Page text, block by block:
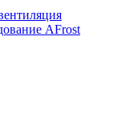
AFrost